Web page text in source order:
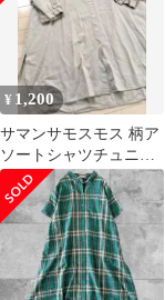
¥ 1,200
サマンサモスモス 柄ア
ソートシャツチュニッ
クワンピース SM2 ベー
ジュ